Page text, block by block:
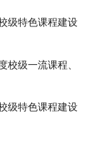
级特色课程建设
级一流课程、
级特色课程建设